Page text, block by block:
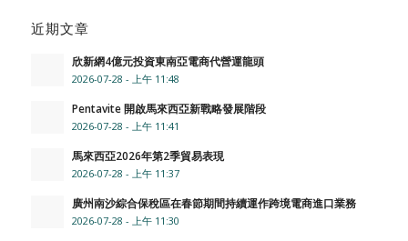
近期文章
欣新網4億元投資東南亞電商代營運龍頭
2026-07-28 - 上午 11:48
Pentavite 開啟馬來西亞新戰略發展階段
2026-07-28 - 上午 11:41
馬來西亞2026年第2季貿易表現
2026-07-28 - 上午 11:37
廣州南沙綜合保稅區在春節期間持續運作跨境電商進口業務
2026-07-28 - 上午 11:30